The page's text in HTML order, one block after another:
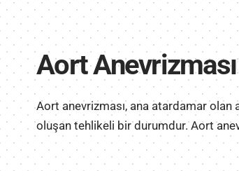
Aort Anevrizması
Aort anevrizması, ana atardamar olan
oluşan tehlikeli bir durumdur. Aort